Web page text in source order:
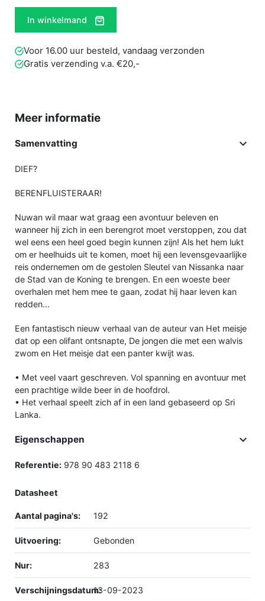
In winkelmand
Voor 16.00 uur besteld, vandaag verzonden
Gratis verzending v.a. €20,-
Meer informatie
Samenvatting 
DIEF?
BERENFLUISTERAAR!
Nuwan wil maar wat graag een avontuur beleven en
wanneer hij zich in een berengrot moet verstoppen, zou dat
wel eens een heel goed begin kunnen zijn! Als het hem lukt
om er heelhuids uit te komen, moet hij een levensgevaarlijke
reis ondernemen om de gestolen Sleutel van Nissanka naar
de Stad van de Koning te brengen. En een woeste beer
overhalen met hem mee te gaan, zodat hij haar leven kan
redden...
Een fantastisch nieuw verhaal van de auteur van Het meisje
dat op een olifant ontsnapte, De jongen die met een walvis
zwom en Het meisje dat een panter kwijt was.
• Met veel vaart geschreven. Vol spanning en avontuur met
een prachtige wilde beer in de hoofdrol.
• Het verhaal speelt zich af in een land gebaseerd op Sri
Lanka.
Eigenschappen 
Referentie: 978 90 483 2118 6
Datasheet
Aantal pagina's: 192
Uitvoering: Gebonden
Nur: 283
Verschijningsdatum:13-09-2023